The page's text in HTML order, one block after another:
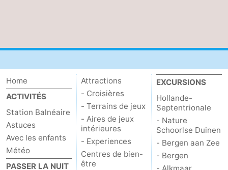
Nature
Hollands
-
Katwijk
-
Scheveningen
La
-
Home
ACTIVITÉS
Station Balnéaire
Astuces
Avec les enfants
Météo
PASSER LA NUIT
Attractions
- Croisières
- Terrains de jeux
- Aires de jeux
intérieures
- Experiences
Centres de bien-
être
EXCURSIONS
Hollande-
Septentrionale
- Nature
Schoorlse Duinen
- Bergen aan Zee
- Bergen